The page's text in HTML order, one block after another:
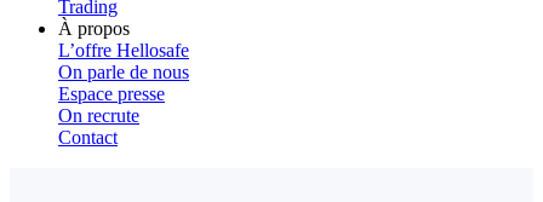
Trading
À propos
L’offre Hellosafe
On parle de nous
Espace presse
On recrute
Contact